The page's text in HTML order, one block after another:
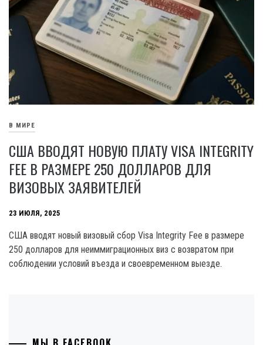
В МИРЕ
США ВВОДЯТ НОВУЮ ПЛАТУ VISA INTEGRITY
FEE В РАЗМЕРЕ 250 ДОЛЛАРОВ ДЛЯ
ВИЗОВЫХ ЗАЯВИТЕЛЕЙ
23 ИЮЛЯ, 2025
США вводят новый визовый сбор Visa Integrity Fee в размере
250 долларов для неиммиграционных виз с возвратом при
соблюдении условий въезда и своевременном выезде.